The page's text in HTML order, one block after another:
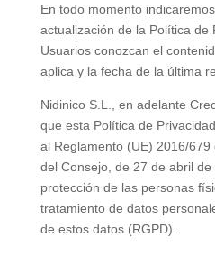
En todo momento
actualización de la Política de
Usuarios conozcan el
aplica y la fecha de la última
Nidinico S.L., en adelante
que esta Política de
al Reglamento (UE) 2016/
del Consejo, de 27 de abril
protección de las personas
tratamiento de datos
de estos datos (RGPD).